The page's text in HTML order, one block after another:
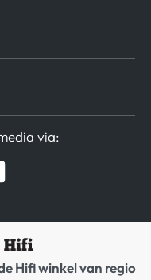
via:
Hifi winkel van regio